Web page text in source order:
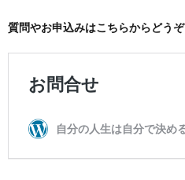
質問やお申込みはこちらからどうぞ